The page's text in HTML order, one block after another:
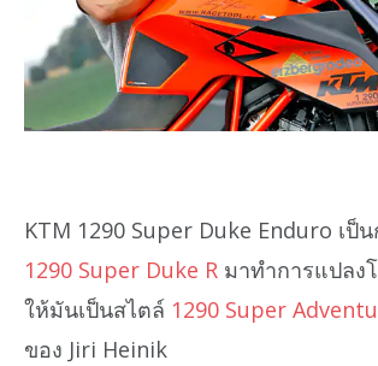
KTM 1290 Super Duke Enduro เป็
1290 Super Duke R มาทำการแปลง
ให้มันเป็นสไตล์ 1290 Super
ของ Jiri Heinik